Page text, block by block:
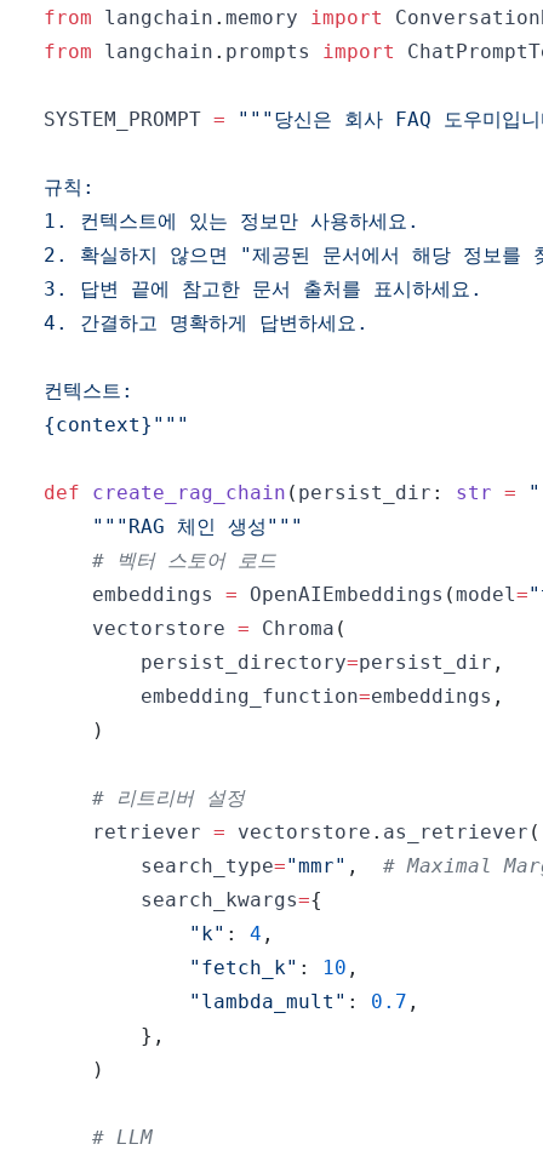
from langchain . memory import
from langchain . prompts import
SYSTEM_PROMPT =
{context}"""
def create_rag_chain ( persist_dir : str =
"""RAG 체인 생성"""
# 벡터 스토어 로드
    embeddings
= OpenAIEmbeddings (model=
    vectorstore
= Chroma (
        persist_directory
=persist_dir ,
        embedding_function
=embeddings ,
)
# 리트리버 설정
    retriever
= vectorstore . as_retriever (
        search_type
="mmr" ,
# Maximal
        search_kwargs
={
"k" : 4 ,
"fetch_k" : 10 ,
"lambda_mult" : 0.7 ,
} ,
)
# LLM